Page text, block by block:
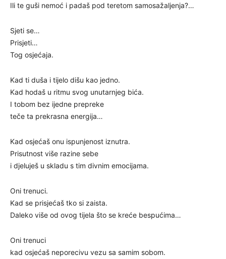
Ili te guši nemoć i padaš pod teretom samosažaljenja?…
Sjeti se…
Prisjeti…
Tog osjećaja.
Kad ti duša i tijelo dišu kao jedno.
Kad hodaš u ritmu svog unutarnjeg bića.
I tobom bez ijedne prepreke
teče ta prekrasna energija…
Kad osjećaš onu ispunjenost iznutra.
Prisutnost više razine sebe
i djeluješ u skladu s tim divnim emocijama.
Oni trenuci.
Kad se prisjećaš tko si zaista.
Daleko više od ovog tijela što se kreće bespućima…
Oni trenuci
kad osjećaš neporecivu vezu sa samim sobom.